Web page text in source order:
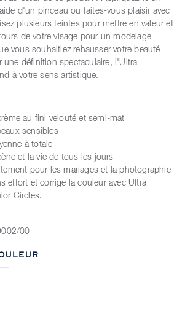
d'un pinceau ou faites-vous plaisir avec
plusieurs teintes pour mettre en valeur et
de votre visage pour un modelage
vous souhaitiez rehausser votre beauté
une définition spectaculaire, l'Ultra
à votre sens artistique.
au fini velouté et semi-mat
sensibles
à totale
et la vie de tous les jours
pour les mariages et la photographie
effort et corrige la couleur avec Ultra
Circles.
00